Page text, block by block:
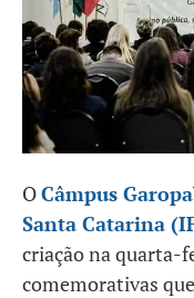
OCâmpus
Santa Catarina
criação na quarta-
comemorativas